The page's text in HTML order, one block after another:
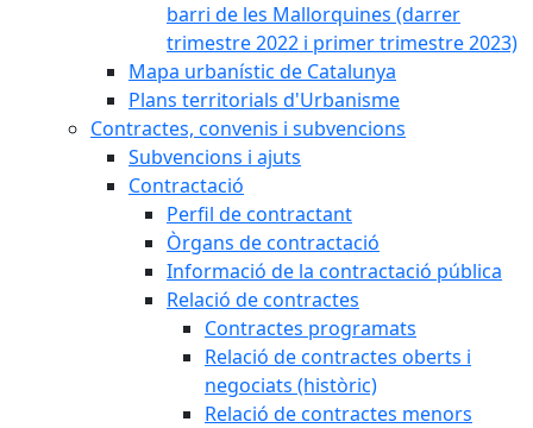
barri de les Mallorquines (darrer
trimestre 2022 i primer trimestre 2023)
Mapa urbanístic de Catalunya
Plans territorials d'Urbanisme
Contractes, convenis i subvencions
Subvencions i ajuts
Contractació
Perfil de contractant
Òrgans de contractació
Informació de la contractació pública
Relació de contractes
Contractes programats
Relació de contractes oberts i
negociats (històric)
Relació de contractes menors